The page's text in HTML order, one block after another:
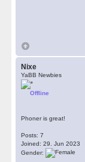
Nixe
YaBB Newbies
Offline
Phoner is great!
Posts: 7
Joined: 29. Jun 2023
Gender: